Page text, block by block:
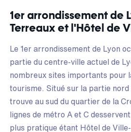
1er arrondissement de
Terreaux et l'Hôtel de
Le 1er arrondissement de Lyon
partie du centre-ville actuel de
nombreux sites importants pour
tourisme. Situé sur la partie nord
trouve au sud du quartier de la
lignes de métro A et C
plus pratique étant Hôtel de